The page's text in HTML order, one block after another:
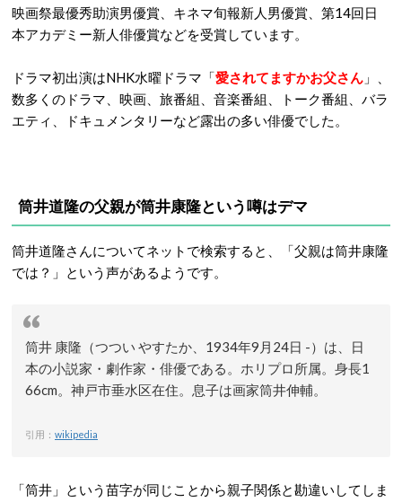
映画祭最優秀助演男優賞、キネマ旬報新人男優賞、第14回日
本アカデミー新人俳優賞などを受賞しています。
ドラマ初出演はNHK水曜ドラマ「愛されてますかお父さん 」、
数多くのドラマ、映画、旅番組、音楽番組、トーク番組、バラ
エティ、ドキュメンタリーなど露出の多い俳優でした。
筒井道隆の父親が筒井康隆という噂はデマ
筒井道隆さんについてネットで検索すると、「父親は筒井康隆
では？」という声があるようです。
筒井 康隆（つつい やすたか、1934年9月24日 -）は、日
本の小説家・劇作家・俳優である。ホリプロ所属。身長1
66cm。神戸市垂水区在住。息子は画家筒井伸輔。
引用： wikipedia
「筒井」という苗字が同じことから親子関係と勘違いしてしま